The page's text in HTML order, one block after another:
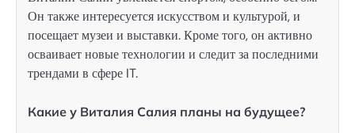
Он также интересуется искусством и культурой, и
посещает музеи и выставки. Кроме того, он активно
осваивает новые технологии и следит за последними
трендами в сфере IT.
Какие у Виталия Салия планы на будущее?